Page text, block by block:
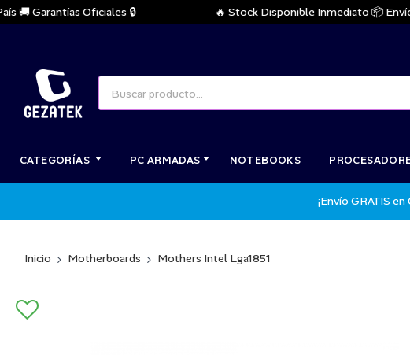
Garantías Oficiales 🔒 🔥 Stock Disponible Inmediato 📦 Envíos
CATEGORÍAS PC ARMADAS NOTEBOOKS
¡Envío GRATIS
Inicio Motherboards Mothers Intel Lga1851